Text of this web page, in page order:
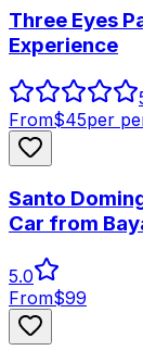
Three Eyes
Experience
From$45per
Santo
Car from
5.0
From$99